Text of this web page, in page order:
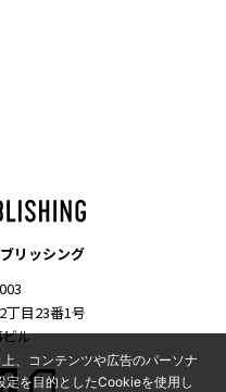
リッシング
丁目23番1号
ル
、コンテンツや広告のパーソナ
定を目的としたCookieを使用し